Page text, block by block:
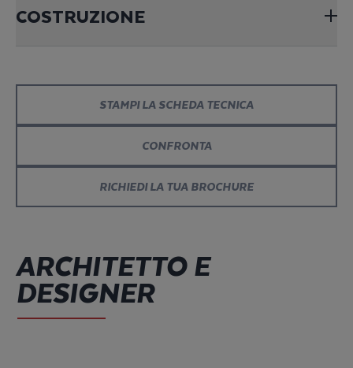
COSTRUZIONE
STAMPI LA SCHEDA TECNICA
CONFRONTA
RICHIEDI LA TUA BROCHURE
ARCHITETTO E
DESIGNER